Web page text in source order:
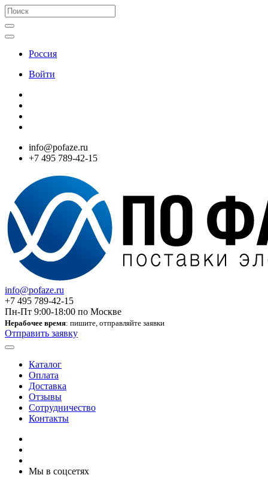
Россия
Войти
info@pofaze.ru
+7 495 789-42-15
info@pofaze.ru
+7 495 789-42-15
Пн-Пт 9:00-18:00 по Москве
Нерабочее время: пишите, отправляйте заявки
Отправить заявку
Каталог
Оплата
Доставка
Отзывы
Сотрудничество
Контакты
Мы в соцсетях